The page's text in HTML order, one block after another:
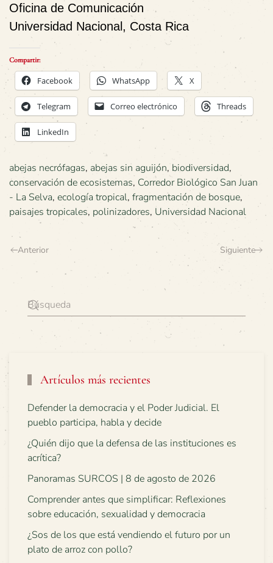
Oficina de Comunicación
Universidad Nacional, Costa Rica
Compartir:
Facebook WhatsApp X
Telegram Correo electrónico Threads
LinkedIn
abejas necrófagas, abejas sin aguijón, biodiversidad,
conservación de ecosistemas, Corredor Biológico San Juan
- La Selva, ecología tropical, fragmentación de bosque,
paisajes tropicales, polinizadores, Universidad Nacional
Anterior Siguiente
Artículos más recientes
Defender la democracia y el Poder Judicial. El
pueblo participa, habla y decide
¿Quién dijo que la defensa de las instituciones es
acrítica?
Panoramas SURCOS | 8 de agosto de 2026
Comprender antes que simplificar: Reflexiones
sobre educación, sexualidad y democracia
¿Sos de los que está vendiendo el futuro por un
plato de arroz con pollo?